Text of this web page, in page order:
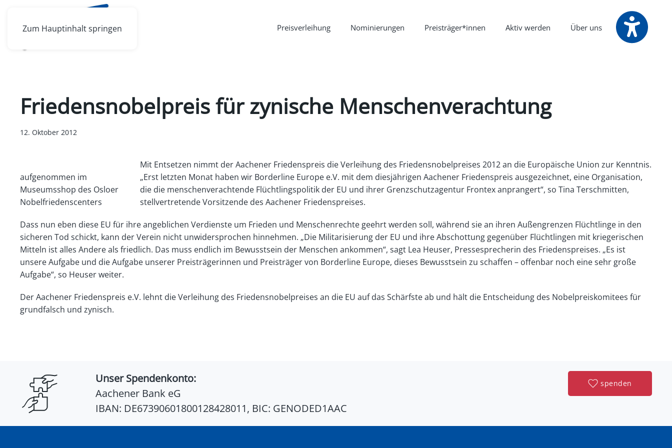
Zum Hauptinhalt springen Preisverleihung Nominierungen Preisträger*innen Aktiv werden Über uns
Friedensnobelpreis für zynische Menschenverachtung
12. Oktober 2012
aufgenommen im
Museumsshop des Osloer
Nobelfriedenscenters
Mit Entsetzen nimmt der Aachener Friedenspreis die Verleihung des Friedensnobelpreises 2012 an die Europäische Union zur Kenntnis.
„Erst letzten Monat haben wir Borderline Europe e.V. mit dem diesjährigen Aachener Friedenspreis ausgezeichnet, eine Organisation,
die die menschenverachtende Flüchtlingspolitik der EU und ihrer Grenzschutzagentur Frontex anprangert“, so Tina Terschmitten,
stellvertretende Vorsitzende des Aachener Friedenspreises.
Dass nun eben diese EU für ihre angeblichen Verdienste um Frieden und Menschenrechte geehrt werden soll, während sie an ihren Außengrenzen Flüchtlinge in den
sicheren Tod schickt, kann der Verein nicht unwidersprochen hinnehmen. „Die Militarisierung der EU und ihre Abschottung gegenüber Flüchtlingen mit kriegerischen
Mitteln ist alles Andere als friedlich. Das muss endlich im Bewusstsein der Menschen ankommen“, sagt Lea Heuser, Pressesprecherin des Friedenspreises. „Es ist
unsere Aufgabe und die Aufgabe unserer Preisträgerinnen und Preisträger von Borderline Europe, dieses Bewusstsein zu schaffen – offenbar noch eine sehr große
Aufgabe“, so Heuser weiter.
Der Aachener Friedenspreis e.V. lehnt die Verleihung des Friedensnobelpreises an die EU auf das Schärfste ab und hält die Entscheidung des Nobelpreiskomitees für
grundfalsch und zynisch.
Unser Spendenkonto:
Aachener Bank eG
IBAN: DE67390601800128428011, BIC: GENODED1AAC
spenden